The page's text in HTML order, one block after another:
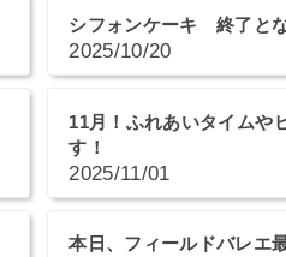
シフォンケーキ 終了と
2025/10/20
11月！ふれあいタイムや
す！
2025/11/01
本日、フィールドバレエ